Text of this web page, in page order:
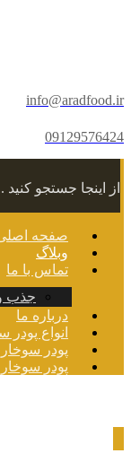
info@aradfood.ir
09129576424
از اینجا جستجو کنید
صفحه
وبلاگ
تماس با ما
جذب
درباره ما
انواع
پودر
پودر